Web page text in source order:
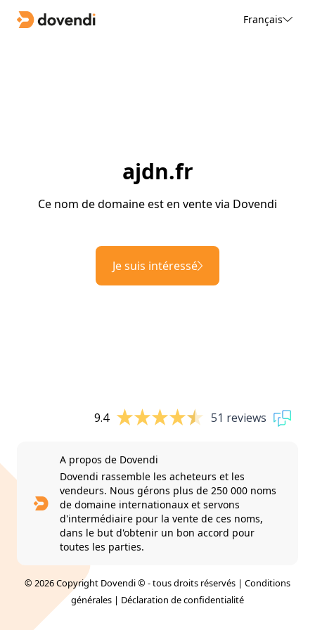
Français
ajdn.fr
Ce nom de domaine est en vente via Dovendi
Je suis intéressé
9.4 51 reviews
A propos de Dovendi
Dovendi rassemble les acheteurs et les
vendeurs. Nous gérons plus de 250 000 noms
de domaine internationaux et servons
d'intermédiaire pour la vente de ces noms,
dans le but d'obtenir un bon accord pour
toutes les parties.
© 2026 Copyright Dovendi © - tous droits réservés | Conditions
générales | Déclaration de confidentialité